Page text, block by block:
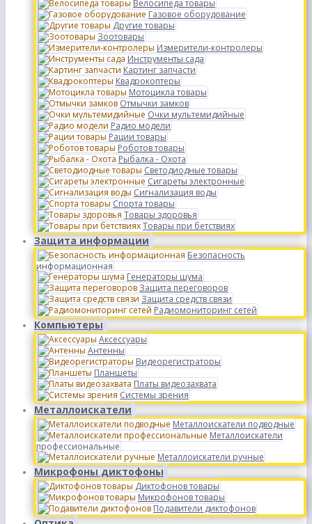
Велосипеда товары
Газовое оборудование
Другие товары
Зоотовары
Измерители-контролеры
Инструменты сада
Картинг запчасти
Квадрокоптеры
Мотоцикла товары
Отмычки замков
Очки мультемидийные
Радио модели
Рации товары
Роботов товары
Рыбалка - Охота
Светодиодные товары
Сигареты электронные
Сигнализация воды
Спорта товары
Товары здоровья
Товары при бетствиях
Защита информации
Безопасность
информационная
Генераторы шума
Защита переговоров
Защита средств связи
Радиомониторинг сетей
Компьютеры
Аксессуары
Антенны
Видеорегистраторы
Планшеты
Платы видеозахвата
Системы зрения
Металлоискатели
Металлоискатели подводные
Металлоискатели
профессиональные
Металлоискатели ручные
Микрофоны диктофоны
Диктофонов товары
Микрофонов товары
Подавители диктофонов